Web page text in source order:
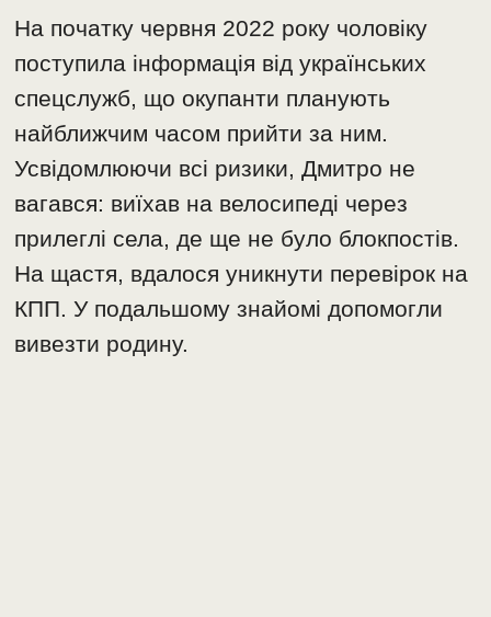
На початку червня 2022 року чоловіку
поступила інформація від українських
спецслужб, що окупанти планують
найближчим часом прийти за ним.
Усвідомлюючи всі ризики, Дмитро не
вагався: виїхав на велосипеді через
прилеглі села, де ще не було блокпостів.
На щастя, вдалося уникнути перевірок на
КПП. У подальшому знайомі допомогли
вивезти родину.